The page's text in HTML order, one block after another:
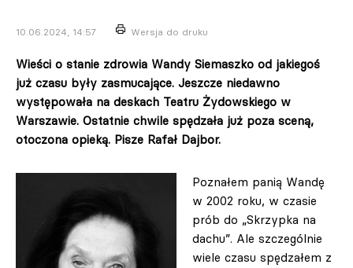
10.06.2024, 14:57 Wersja do druku
Wieści o stanie zdrowia Wandy Siemaszko od jakiegoś
już czasu były zasmucające. Jeszcze niedawno
występowała na deskach Teatru Żydowskiego w
Warszawie. Ostatnie chwile spędzała już poza sceną,
otoczona opieką. Pisze Rafał Dajbor.
Poznałem panią Wandę
w 2002 roku, w czasie
prób do „Skrzypka na
dachu”. Ale szczególnie
wiele czasu spędzałem z